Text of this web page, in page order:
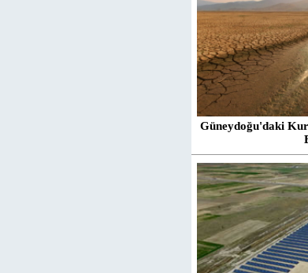
Güneydoğu'daki